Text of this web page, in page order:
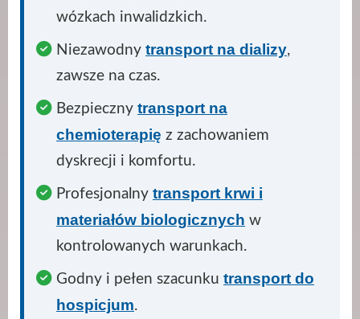
wózkach inwalidzkich.
Niezawodny transport na dializy,
zawsze na czas.
Bezpieczny transport na
chemioterapię z zachowaniem
dyskrecji i komfortu.
Profesjonalny transport krwi i
materiałów biologicznych w
kontrolowanych warunkach.
Godny i pełen szacunku transport do
hospicjum.